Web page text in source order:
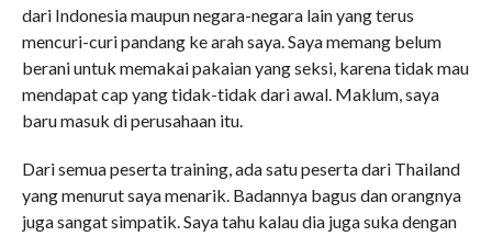
dari Indonesia maupun negara-negara lain yang terus
mencuri-curi pandang ke arah saya. Saya memang belum
berani untuk memakai pakaian yang seksi, karena tidak mau
mendapat cap yang tidak-tidak dari awal. Maklum, saya
baru masuk di perusahaan itu.
Dari semua peserta training, ada satu peserta dari Thailand
yang menurut saya menarik. Badannya bagus dan orangnya
juga sangat simpatik. Saya tahu kalau dia juga suka dengan